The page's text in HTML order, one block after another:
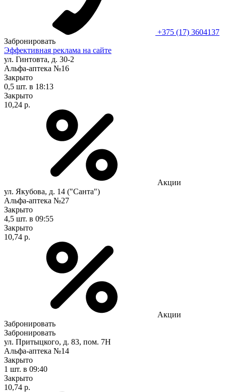
+375 (17) 3604137
Забронировать
Эффективная реклама на сайте
ул. Гинтовта, д. 30-2
Альфа-аптека №16
Закрыто
0,5 шт. в 18:13
Закрыто
10,24 р.
Акции
ул. Якубова, д. 14 ("Санта")
Альфа-аптека №27
Закрыто
4,5 шт. в 09:55
Закрыто
10,74 р.
Акции
Забронировать
Забронировать
ул. Притыцкого, д. 83, пом. 7Н
Альфа-аптека №14
Закрыто
1 шт. в 09:40
Закрыто
10,74 р.